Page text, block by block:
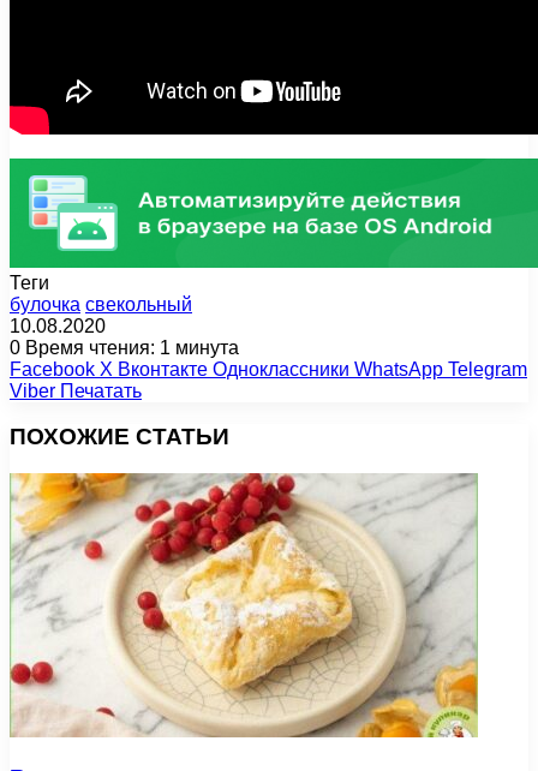
Теги
булочка свекольный
10.08.2020
0 Время чтения: 1 минута
Facebook X Вконтакте Одноклассники WhatsApp Telegram
Viber Печатать
ПОХОЖИЕ СТАТЬИ